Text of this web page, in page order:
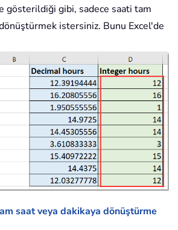
gösterildiği gibi, sadece saati tam
istersiniz. Bunu Excel'de
saat veya dakikaya dönüştürme